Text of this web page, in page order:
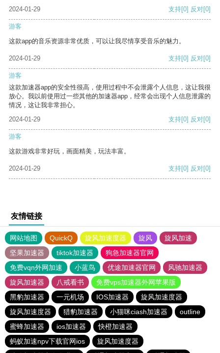
2024-01-29 支持[0] 反对[0]
游客
这款app的音乐资源非常优质，可以让我尽情享受音乐的魅力。
2024-01-29 支持[0] 反对[0]
游客
这款加速器app的安全性很高，使用过程中不会泄露个人信息，这让我很
放心。我以前使用过一些其他的加速器app，经常会出现个人信息泄露的
情况，这让我非常担心。
2024-01-29
支持[0] 反对[0]
游客
这款游戏非常好玩，画面精美，玩法丰富。
2024-01-29 支持[0] 反对[0]
友情链接
网站地图 QuickQ 旋风加速度器 旋风
旋风加速
坚果加速器
tiktok加速器
狗急加速器官网
免费vqn外网加速
小蓝鸟 优途加速器官网
风驰加速器
旋风加速器
八戒看书
免费vps加速器外网苹果版
黑豹加速器
一元机场 IOS加速器
旋风加速度器
旋风加速度器
猎豹加速器 小猫咪ciash加速器
outline
蜜蜂加速器
ios加速器
快橙加速器
蚂蚁加速npv下载官网ios
旋风加速度器